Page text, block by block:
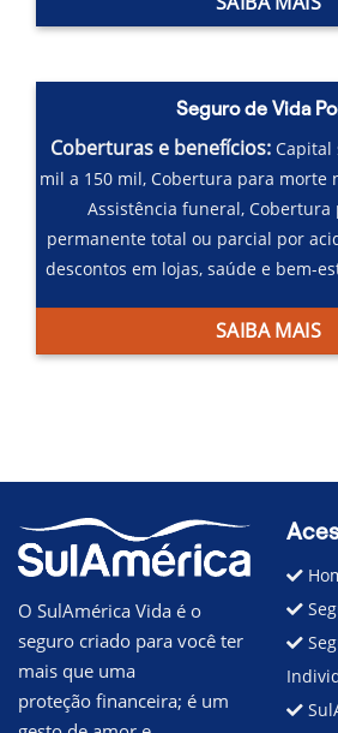
Seguro de Vida
Coberturas e benefícios: Capital
mil a 150 mil, Cobertura para morte
Assistência funeral,Cobertura
permanente total ou parcial por
descontos em lojas, saúde e bem-
SAIBA MAIS
O SulAmérica Vida é o
seguro criado para você ter
mais que uma
proteção financeira; é um